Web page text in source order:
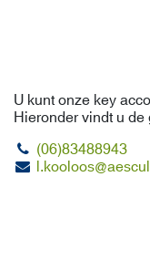
U kunt onze key
Hieronder vindt u de
(06)83488943